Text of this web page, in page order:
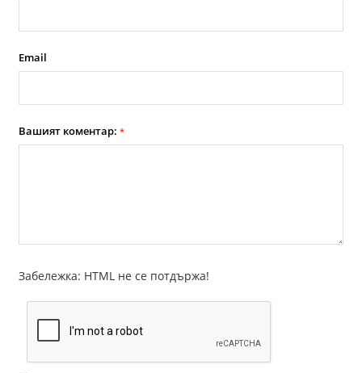
Email
Вашият коментар: *
Забележка: HTML не се потдържа!